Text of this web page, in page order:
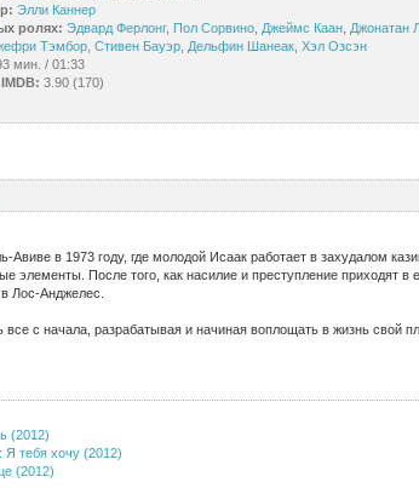
Элли Каннер
ролях: Эдвард Ферлонг, Пол Сорвино, Джеймс Каан, Джонатан
Тэмбор, Стивен Бауэр, Дельфин Шанеак, Хэл Озсэн
мин. / 01:33
3.90 (170)
Авиве в 1973 году, где молодой Исаак работает в захудалом
элементы. После того, как насилие и преступление приходят в
Лос-Анджелес.
все с начала, разрабатывая и начиная воплощать в жизнь свой
(2012)
Я тебя хочу (2012)
(2012)